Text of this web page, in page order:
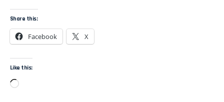
Share this:
Facebook X
Like this: